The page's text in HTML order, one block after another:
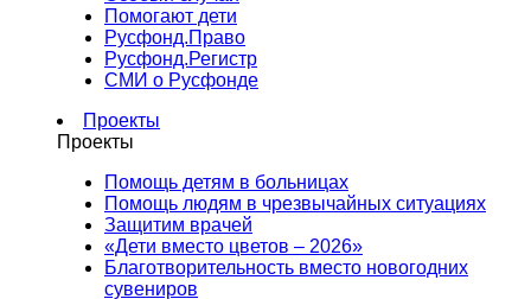
Помогают дети
Русфонд.Право
Русфонд.Регистр
СМИ о Русфонде
Проекты
Проекты
Помощь детям в больницах
Помощь людям в чрезвычайных ситуациях
Защитим врачей
«Дети вместо цветов – 2026»
Благотворительность вместо новогодних
сувениров